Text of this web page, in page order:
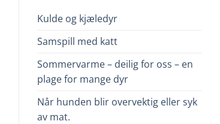
Kulde og kjæledyr
Samspill med katt
Sommervarme – deilig for oss – en
plage for mange dyr
Når hunden blir overvektig eller syk
av mat.